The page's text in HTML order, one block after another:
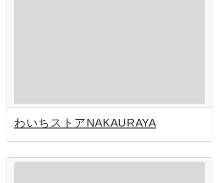
わいちストアNAKAURAYA